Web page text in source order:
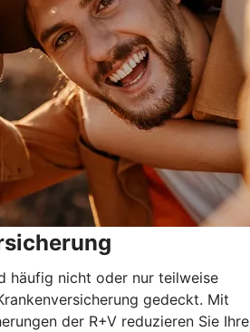
häufig nicht oder nur teilweise
gedeckt. Mit
der R+V reduzieren Sie Ihre